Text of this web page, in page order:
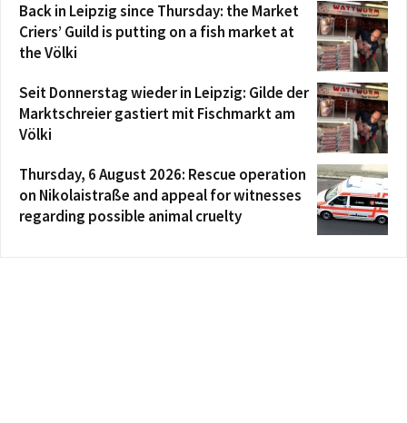
Back in Leipzig since Thursday: the Market
Criers’ Guild is putting on a fish market at
the Völki
Seit Donnerstag wieder in Leipzig: Gilde der
Marktschreier gastiert mit Fischmarkt am
Völki
Thursday, 6 August 2026: Rescue operation
on Nikolaistraße and appeal for witnesses
regarding possible animal cruelty